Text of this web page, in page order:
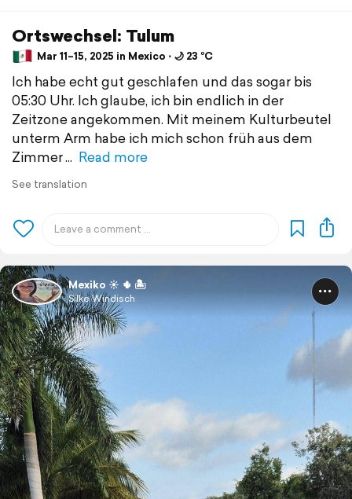
Ortswechsel: Tulum
Mar 11–15, 2025 in Mexico ⋅ 🌙 23 °C
Ich habe echt gut geschlafen und das sogar bis
05:30 Uhr. Ich glaube, ich bin endlich in der
Zeitzone angekommen. Mit meinem Kulturbeutel
unterm Arm habe ich mich schon früh aus dem
Zimmer
Read more
See translation
Mexiko ☀️ 🌵 🏝️
Silke Windisch